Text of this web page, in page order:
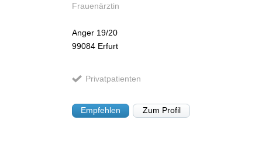
Frauenärztin
Anger 19/20
99084 Erfurt
Privatpatienten
Empfehlen Zum Profil